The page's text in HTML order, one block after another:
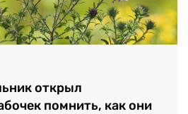
открыл
помнить, как они